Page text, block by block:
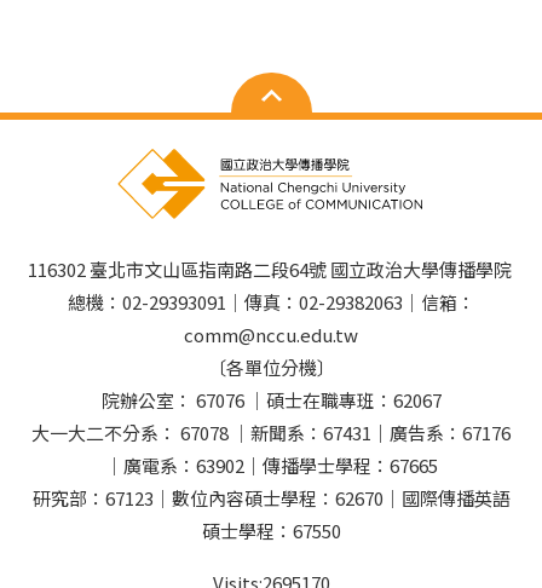
116302 臺北市文山區指南路二段64號 國立政治大學傳播學院
總機：02-29393091｜傳真：02-29382063｜信箱：
comm@nccu.edu.tw
〔各單位分機〕
院辦公室： 67076 ｜碩士在職專班：62067
大一大二不分系： 67078 ｜新聞系：67431｜廣告系：67176
｜廣電系：63902｜傳播學士學程：67665
研究部：67123｜數位內容碩士學程：62670｜國際傳播英語
碩士學程：67550
Visits:2695170